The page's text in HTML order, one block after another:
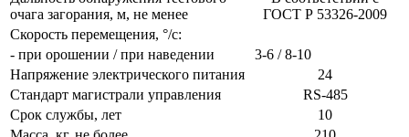
очага загорания, м, не менее
ГОСТ Р 53326-2009
Скорость перемещения, °/с:
- при орошении / при наведении
3-6 / 8-10
Напряжение электрического питания
24
Стандарт магистрали управления
RS-485
Срок службы, лет
10